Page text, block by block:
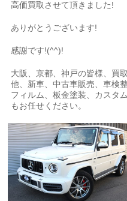
高価買取させて頂きました!
ありがとうございます!
感謝です!(^^)!
大阪、京都、神戸の皆様、買
他、新車、中古車販売、車検
フィルム、板金塗装、カスタ
もお任せください。